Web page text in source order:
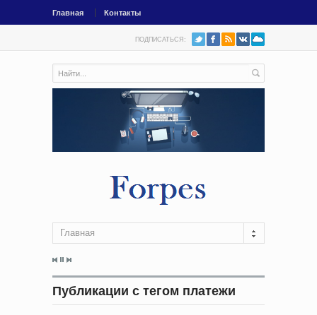
Главная Контакты
ПОДПИСАТЬСЯ:
Главная
Публикации с тегом платежи